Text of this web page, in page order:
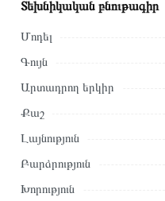
Տեխնիկական բնութագիր
Մոդել
Գույն
Արտադրող երկիր
Քաշ
Լայնություն
Բարձրություն
Խորություն